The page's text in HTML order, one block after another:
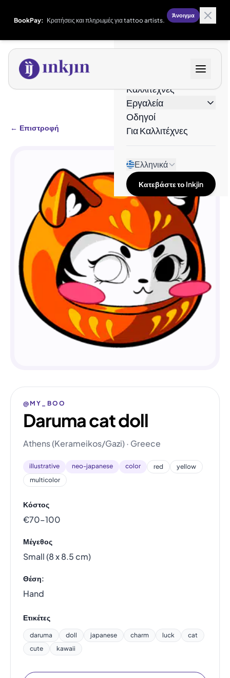
BookPay: Κρατήσεις και πληρωμές για tattoo artists.
Άνοιγμα
Καλλιτέχνες
Εργαλεία
Οδηγοί
Για Καλλιτέχνες
Ελληνικά
Κατεβάστε το Inkjin
← Επιστροφή
@MY_BOO
Daruma cat doll
Athens (Kerameikos/Gazi) · Greece
illustrative neo-japanese color red
yellow
multicolor
Κόστος
€70–100
Μέγεθος
Small (8 x 8.5 cm)
Θέση:
Hand
Ετικέτες
daruma doll japanese charm luck
cat
cute
kawaii